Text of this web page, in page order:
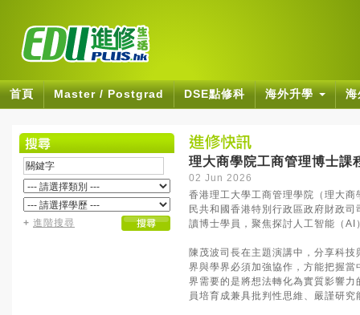
首頁 Master / Postgrad DSE點修科 海外升學
+ 進階搜尋
理大商學院工商管理博士課
02 Jun 2026
香港理工大學工商管理學院（理大
民共和國香港特別行政區政府財政
讀博士學員，聚焦探討人工智能（
陳茂波司長在主題演講中，分享科
界與學界必須加強協作，方能把握
界需要的是將想法轉化為實質影響
員培育成兼具批判性思維、嚴謹研